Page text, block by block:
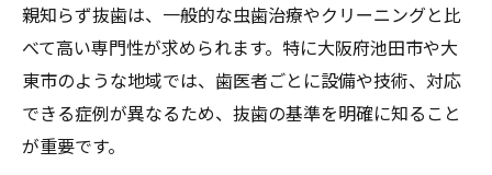
抜歯までの流れと歯医者のサポート体制紹
介
池田市・大東市の歯医者での治療手順を解
説
親知らず抜歯は、一般的な虫歯治療やクリーニングと比
べて高い専門性が求められます。特に大阪府池田市や大
東市のような地域では、歯医者ごとに設備や技術、対応
できる症例が異なるため、抜歯の基準を明確に知ること
が重要です。